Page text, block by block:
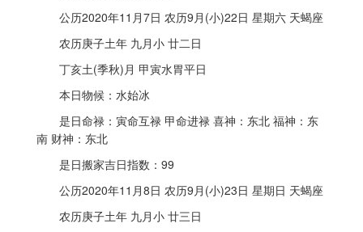
公历2020年11月7日 农历9月(小)22日 星期六 天蝎座
农历庚子土年 九月小 廿二日
丁亥土(季秋)月 甲寅水胃平日
本日物候：水始冰
是日命禄：寅命互禄 甲命进禄 喜神：东北 福神：东
南 财神：东北
是日搬家吉日指数：99
公历2020年11月8日 农历9月(小)23日 星期日 天蝎座
农历庚子土年 九月小 廿三日